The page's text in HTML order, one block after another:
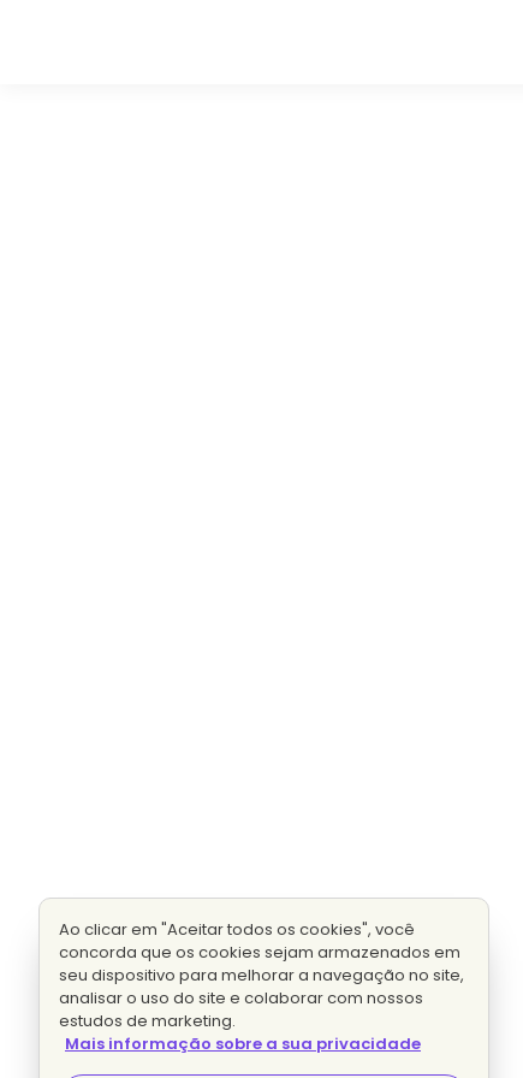
Ao clicar em "Aceitar todos os cookies", você
concorda que os cookies sejam armazenados em
seu dispositivo para melhorar a navegação no site,
analisar o uso do site e colaborar com nossos
estudos de marketing.
Mais informação sobre a sua privacidade